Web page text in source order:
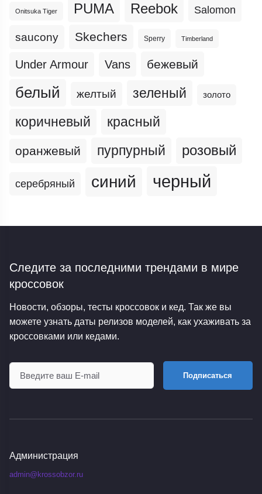
Onitsuka Tiger PUMA Reebok Salomon
saucony Skechers Sperry Timberland
Under Armour Vans бежевый
белый желтый зеленый золото
коричневый красный
оранжевый пурпурный розовый
серебряный синий черный
Следите за последними трендами в мире
кроссовок
Новости, обзоры, тесты кроссовок и кед. Так же вы
можете узнать даты релизов моделей, как ухаживать за
кроссовками или кедами.
Подписаться
Администрация
admin@krossobzor.ru